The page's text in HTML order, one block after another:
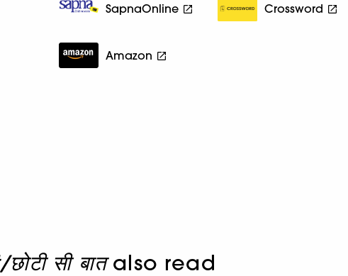
SapnaOnline Crossword
Amazon
सी बातalso read